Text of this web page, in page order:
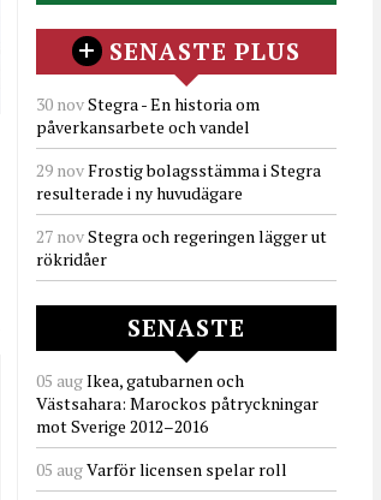
SENASTE PLUS
30 novStegra - En historia om
påverkansarbete och vandel
29 novFrostig bolagsstämma i Stegra
resulterade i ny huvudägare
27 novStegra och regeringen lägger ut
rökridåer
SENASTE
05 augIkea, gatubarnen och
Västsahara: Marockos påtryckningar
mot Sverige 2012–2016
05 augVarför licensen spelar roll